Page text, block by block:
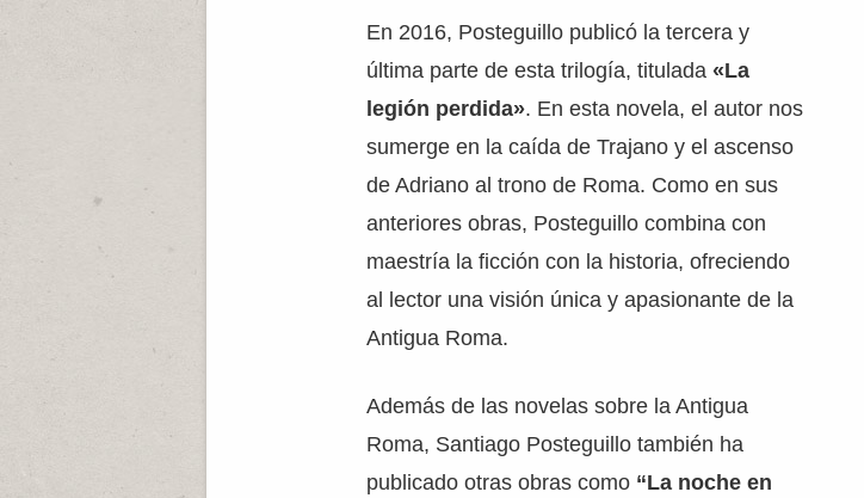
En 2016, Posteguillo publicó la tercera y
última parte de esta trilogía, titulada«La
legión perdida». En esta novela, el autor nos
sumerge en la caída de Trajano y el ascenso
de Adriano al trono de Roma. Como en sus
anteriores obras, Posteguillo combina con
maestría la ficción con la historia, ofreciendo
al lector una visión única y apasionante de la
Antigua Roma.
Además de las novelas sobre la Antigua
Roma, Santiago Posteguillo también ha
publicado otras obras como “La noche en